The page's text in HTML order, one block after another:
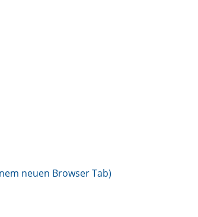
neuen Browser Tab)